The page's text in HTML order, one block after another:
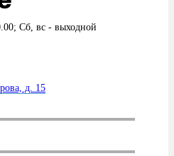
Сб, вс - выходной
д. 15